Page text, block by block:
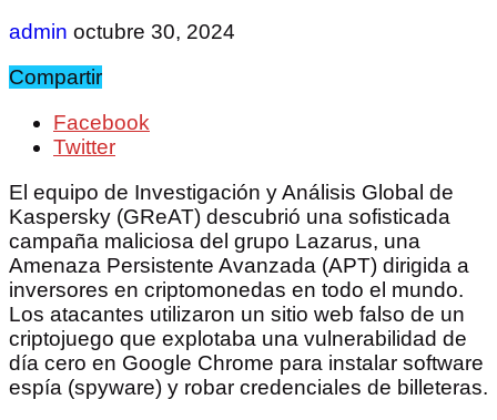
admin octubre 30, 2024
Compartir
Facebook
Twitter
El equipo de Investigación y Análisis Global de
Kaspersky (GReAT) descubrió una sofisticada
campaña maliciosa del grupo Lazarus, una
Amenaza Persistente Avanzada (APT) dirigida a
inversores en criptomonedas en todo el mundo.
Los atacantes utilizaron un sitio web falso de un
criptojuego que explotaba una vulnerabilidad de
día cero en Google Chrome para instalar software
espía (spyware) y robar credenciales de billeteras.